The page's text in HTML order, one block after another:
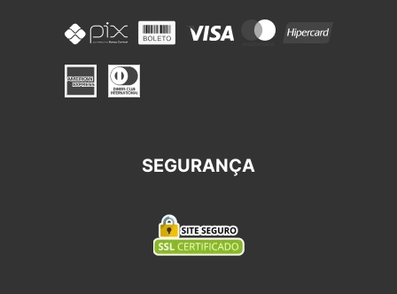
SEGURANÇA